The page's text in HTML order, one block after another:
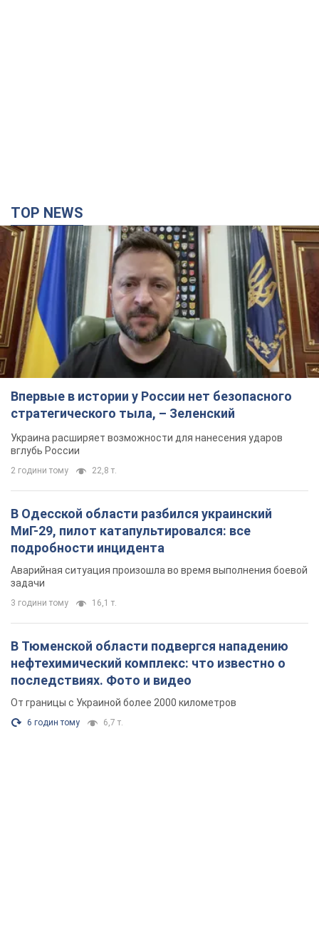
TOP NEWS
Впервые в истории у России нет безопасного
стратегического тыла, – Зеленский
Украина расширяет возможности для нанесения ударов
вглубь России
2 години тому 22,8 т.
В Одесской области разбился украинский
МиГ-29, пилот катапультировался: все
подробности инцидента
Аварийная ситуация произошла во время выполнения боевой
задачи
3 години тому 16,1 т.
В Тюменской области подвергся нападению
нефтехимический комплекс: что известно о
последствиях. Фото и видео
От границы с Украиной более 2000 километров
6 годин тому 6,7 т.